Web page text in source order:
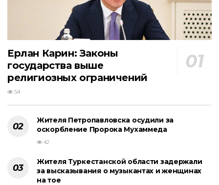
Ерлан Карин: Законы
государства выше
религиозных ограничений
54
Жителя Петропавловска осудили за
оскорбление Пророка Мухаммеда
42
Жителя Туркестанской области задержали
за высказывания о музыкантах и женщинах
на тое